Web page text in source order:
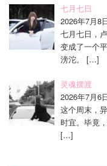
七月七日
2026年7月8
七月七日，
变成了一个
滂沱。
[…]
灵魂摆渡
2026年7月6
这个周末，
时宜。毕竟
[…]